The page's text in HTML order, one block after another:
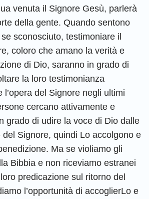
venuta il Signore Gesù, parlerà
della gente. Quando sentono
sconosciuto, testimoniare il
coloro che amano la verità e
di Dio, saranno in grado di
la loro testimonianza
l’opera del Signore negli ultimi
cercano attivamente e
grado di udire la voce di Dio dalle
del Signore, quindi Lo accolgono e
Ma se violiamo gli
Bibbia e non riceviamo estranei
predicazione sul ritorno del
l’opportunità di accoglierLo e